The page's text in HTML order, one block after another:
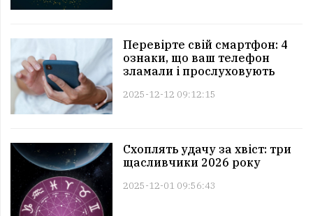
Перевірте свій смартфон: 4
ознаки, що ваш телефон
зламали і прослуховують
2025-12-12 09:12:15
Схоплять удачу за хвіст: три
щасливчики 2026 року
2025-12-01 09:56:43